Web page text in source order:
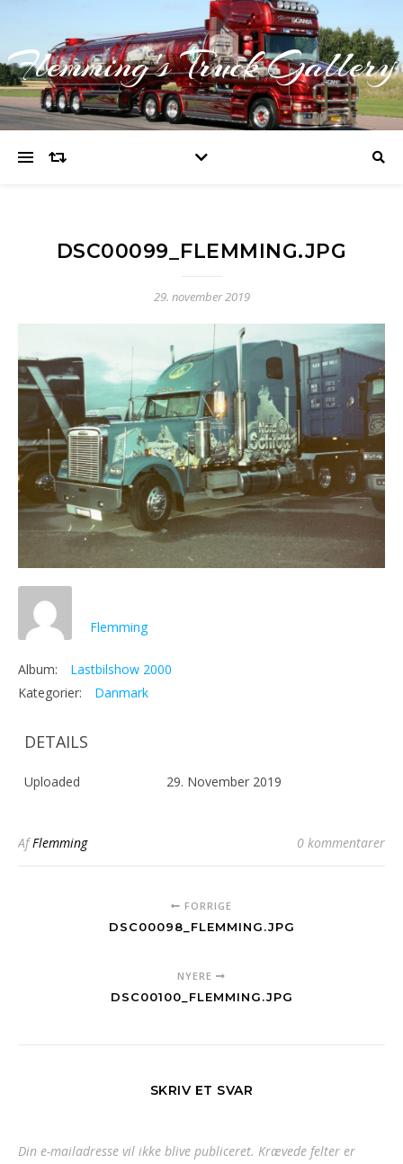
Flemming's Truck Gallery
DSC00099_FLEMMING.JPG
29. november 2019
Flemming
Album:
Lastbilshow 2000
Kategorier:
Danmark
DETAILS
Uploaded 29. November 2019
AfFlemming 0 kommentarer
FORRIGE
DSC00098_FLEMMING.JPG
NYERE
DSC00100_FLEMMING.JPG
SKRIV ET SVAR
Din e-mailadresse vil ikke blive publiceret. Krævede felter er